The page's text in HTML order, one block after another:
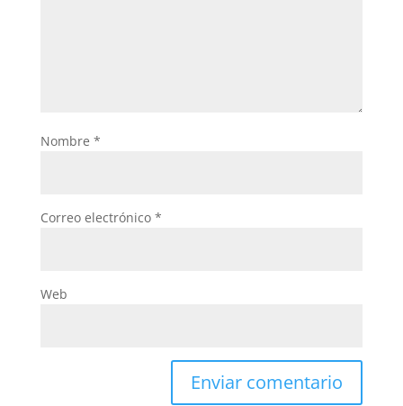
Nombre *
Correo electrónico *
Web